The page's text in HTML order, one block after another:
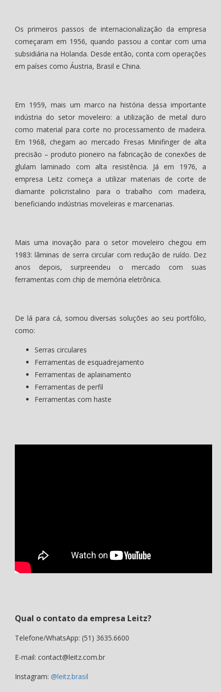
Os primeiros passos de internacionalização da empresa
começaram em 1956, quando passou a contar com uma
subsidiária na Holanda. Desde então, conta com operações
em países como Áustria, Brasil e China.
Em 1959, mais um marco na história dessa importante
indústria do setor moveleiro: a utilização de metal duro
como material para corte no processamento de madeira.
Em 1968, chegam ao mercado Fresas Minifinger de alta
precisão – produto pioneiro na fabricação de conexões de
glulam laminado com alta resistência. Já em 1976, a
empresa Leitz começa a utilizar materiais de corte de
diamante policristalino para o trabalho com madeira,
beneficiando indústrias moveleiras e marcenarias.
Mais uma inovação para o setor moveleiro chegou em
1983: lâminas de serra circular com redução de ruído. Dez
anos depois, surpreendeu o mercado com suas
ferramentas com chip de memória eletrônica.
De lá para cá, somou diversas soluções ao seu portfólio,
como:
Serras circulares
Ferramentas de esquadrejamento
Ferramentas de aplainamento
Ferramentas de perfil
Ferramentas com haste
Qual o contato da empresa Leitz?
Telefone/WhatsApp: (51) 3635.6600
E-mail: contact@leitz.com.br
Instagram: @leitz.brasil